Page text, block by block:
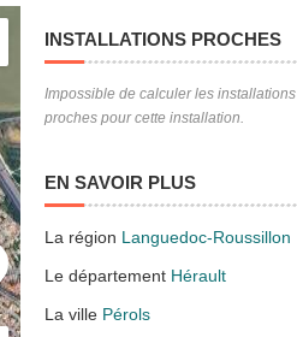
INSTALLATIONS PROCHES
Impossible de calculer les installations
proches pour cette installation.
EN SAVOIR PLUS
La région Languedoc-Roussillon
Le département Hérault
La ville Pérols